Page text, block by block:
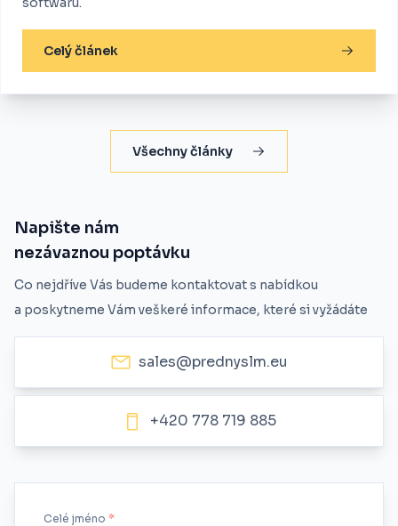
Celý článek
Všechny články
Napište nám
nezávaznou poptávku
Co nejdříve Vás budeme kontaktovat s nabídkou
a poskytneme Vám veškeré informace, které si vyžádáte
sales@prednyslm.eu
+420 778 719 885
Celé jméno